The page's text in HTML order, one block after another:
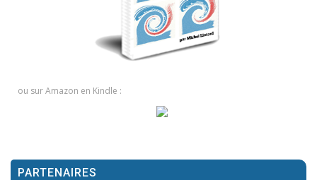
ou sur Amazon en Kindle :
PARTENAIRES